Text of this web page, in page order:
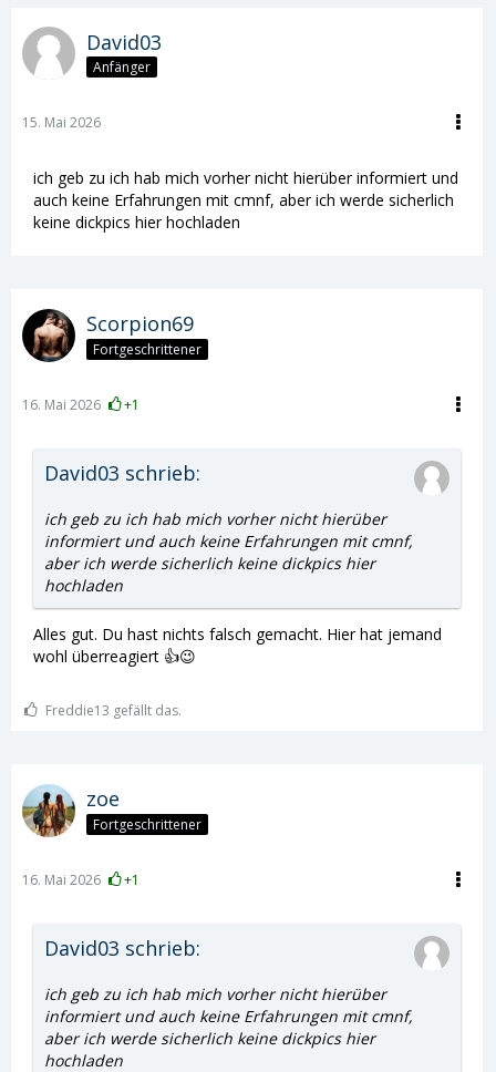
David03
Anfänger
15. Mai 2026
ich geb zu ich hab mich vorher nicht hierüber informiert und
auch keine Erfahrungen mit cmnf, aber ich werde sicherlich
keine dickpics hier hochladen
Scorpion69
Fortgeschrittener
16. Mai 2026 +1
David03 schrieb:
ich geb zu ich hab mich vorher nicht hierüber
informiert und auch keine Erfahrungen mit cmnf,
aber ich werde sicherlich keine dickpics hier
hochladen
Alles gut. Du hast nichts falsch gemacht. Hier hat jemand
wohl überreagiert 👍😉
Freddie13 gefällt das.
zoe
Fortgeschrittener
16. Mai 2026 +1
David03 schrieb:
ich geb zu ich hab mich vorher nicht hierüber
informiert und auch keine Erfahrungen mit cmnf,
aber ich werde sicherlich keine dickpics hier
hochladen